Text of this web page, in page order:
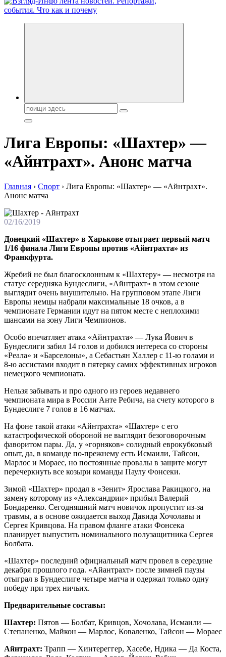
Обо всем и обо всех, что зачем и почему. Новости политики,
Поиск:
Лига Европы: «Шахтер» —
«Айнтрахт». Анонс матча
Главная › Спорт › Лига Европы: «Шахтер» — «Айнтрахт».
Анонс матча
02/16/2019
Донецкий «Шахтер» в Харькове отыграет первый матч
1/16 финала Лиги Европы против «Айнтрахта» из
Франкфурта.
Жребий не был благосклонным к «Шахтеру» — несмотря на
статус середняка Бундеслиги, «Айнтрахт» в этом сезоне
выглядит очень внушительно. На групповом этапе Лиги
Европы немцы набрали максимальные 18 очков, а в
чемпионате Германии идут на пятом месте с неплохими
шансами на зону Лиги Чемпионов.
Особо впечатляет атака «Айнтрахта» — Лука Йович в
Бундеслиги забил 14 голов и добился интереса со стороны
«Реала» и «Барселоны», а Себастьян Халлер с 11-ю голами и
8-ю ассистами входит в пятерку самих эффективных игроков
немецкого чемпионата.
Нельзя забывать и про одного из героев недавнего
чемпионата мира в России Анте Ребича, на счету которого в
Бундеслиге 7 голов в 16 матчах.
На фоне такой атаки «Айнтрахта» «Шахтер» с его
катастрофической обороной не выглядит безоговорочным
фаворитом пары. Да, у «горняков» солидный еврокубковый
опыт, да, в команде по-прежнему есть Исмаили, Тайсон,
Марлос и Мораес, но постоянные провалы в защите могут
перечеркнуть все козыри команды Паулу Фонсеки.
Зимой «Шахтер» продал в «Зенит» Ярослава Ракицкого, на
замену которому из «Александрии» прибыл Валерий
Бондаренко. Сегодняшний матч новичок пропустит из-за
травмы, а в основе ожидается выход Давида Хочолавы и
Сергея Кривцова. На правом фланге атаки Фонсека
планирует выпустить номинального полузащитника Сергея
Болбата.
«Шахтер» последний официальный матч провел в середине
декабря прошлого года. «Айантрахт» после зимней паузы
отыграл в Бундеслиге четыре матча и одержал только одну
победу при трех ничьих.
Предварительные составы:
Шахтер: Пятов — Болбат, Кривцов, Хочолава, Исмаили —
Степаненко, Майкон — Марлос, Коваленко, Тайсон — Мораес
Айнтрахт: Трапп — Хинтереггер, Хасебе, Ндика — Да Коста,